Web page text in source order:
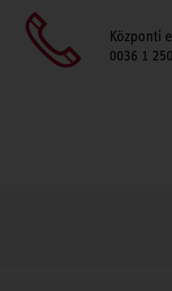
Központi
0036 1